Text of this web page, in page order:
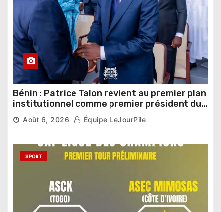
Bénin : Patrice Talon revient au premier plan
institutionnel comme premier président du
Sénat
Août 6, 2026 Équipe LeJourPile
SPORT